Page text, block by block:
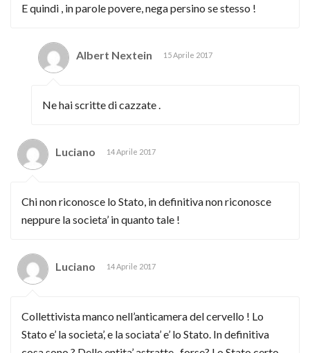
E quindi , in parole povere, nega persino se stesso !
Albert Nextein 15 Aprile 2017
Ne hai scritte di cazzate .
Luciano 14 Aprile 2017
Chi non riconosce lo Stato, in definitiva non riconosce
neppure la societa’ in quanto tale !
Luciano 14 Aprile 2017
Collettivista manco nell’anticamera del cervello ! Lo
Stato e’ la societa’, e la sociata’ e’ lo Stato. In definitiva